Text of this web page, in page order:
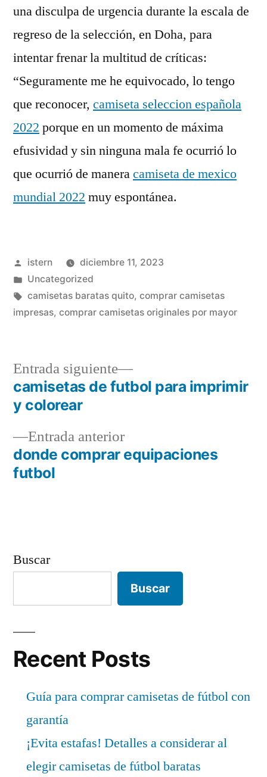
una disculpa de urgencia durante la escala de
regreso de la selección, en Doha, para
intentar frenar la multitud de críticas:
“Seguramente me he equivocado, lo tengo
que reconocer, camiseta seleccion española
2022 porque en un momento de máxima
efusividad y sin ninguna mala fe ocurrió lo
que ocurrió de maneracamiseta de mexico
mundial 2022 muy espontánea.
Publicado
por
istern
diciembre 11, 2023
Publicado
en
Uncategorized
Etiquetas:
camisetas baratas quito, comprar camisetas
impresas, comprar camisetas originales por mayor
Navegación
entradas
Entrada anteriorEntrada
anterior:
donde comprar equipaciones
futbol
Entrada siguiente
Entrada
siguiente:
camisetas de futbol para imprimir
y colorear
Buscar
Buscar
Recent Posts
Guía para comprar camisetas de fútbol con
garantía
¡Evita estafas! Detalles a considerar al
elegir camisetas de fútbol baratas